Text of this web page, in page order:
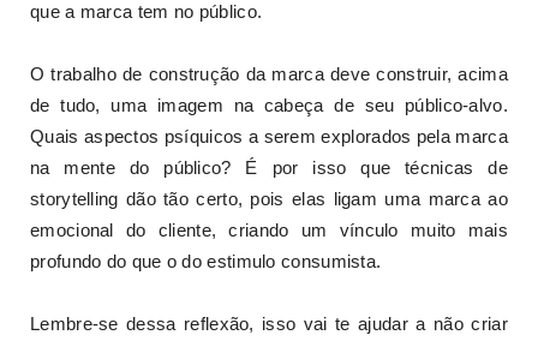
que a marca tem no público.
O trabalho de construção da marca deve construir, acima
de tudo, uma imagem na cabeça de seu público-alvo.
Quais aspectos psíquicos a serem explorados pela marca
na mente do público? É por isso que técnicas de
storytelling dão tão certo, pois elas ligam uma marca ao
emocional do cliente, criando um vínculo muito mais
profundo do que o do estimulo consumista.
Lembre-se dessa reflexão, isso vai te ajudar a não criar